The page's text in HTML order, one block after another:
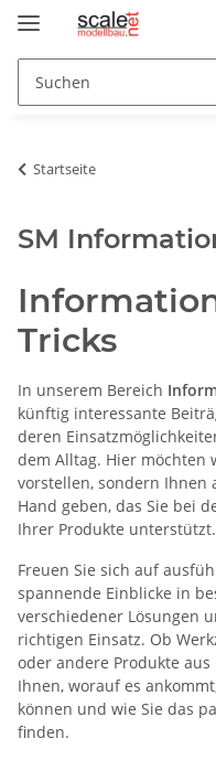
Startseite
SM
Tricks
In unserem Bereich
künftig interessante
deren
dem Alltag. Hier
vorstellen, sondern Ihnen
Hand geben, das Sie bei
Ihrer Produkte unterstützt.
Freuen Sie sich auf
spannende Einblicke in
verschiedener Lösungen
richtigen Einsatz. Ob
oder andere Produkte
Ihnen, worauf es
können und wie Sie das
finden.